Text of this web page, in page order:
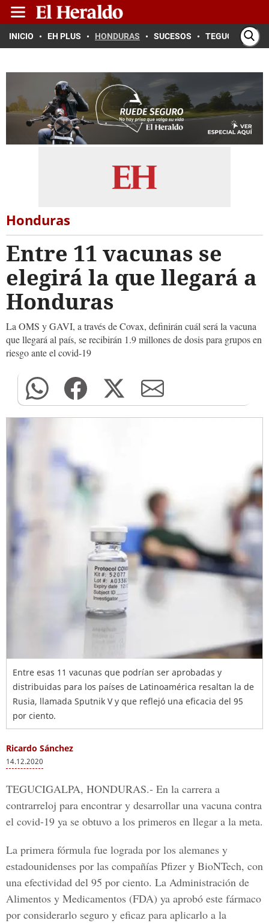
INICIO EH PLUS HONDURAS SUCESOS TEGUCIGALPA
Honduras
Entre 11 vacunas se
elegirá la que llegará a
Honduras
La OMS y GAVI, a través de Covax, definirán cuál será la vacuna
que llegará al país, se recibirán 1.9 millones de dosis para grupos en
riesgo ante el covid-19
Entre esas 11 vacunas que podrían ser aprobadas y
distribuidas para los países de Latinoamérica resaltan la de
Rusia, llamada Sputnik V y que reflejó una eficacia del 95
por ciento.
Ricardo Sánchez
14.12.2020
TEGUCIGALPA, HONDURAS.- En la carrera a
contrarreloj para encontrar y desarrollar una vacuna contra
el covid-19 ya se obtuvo a los primeros en llegar a la meta.
La primera fórmula fue lograda por los alemanes y
estadounidenses por las compañías Pfizer y BioNTech, con
una efectividad del 95 por ciento. La Administración de
Alimentos y Medicamentos (FDA) ya aprobó este fármaco
por considerarlo seguro y eficaz para aplicarlo a la